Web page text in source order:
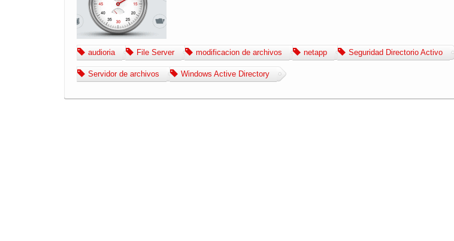
audioria File Server modificacion de archivos netapp Seguridad Directorio Activo
Servidor de archivos Windows Active Directory